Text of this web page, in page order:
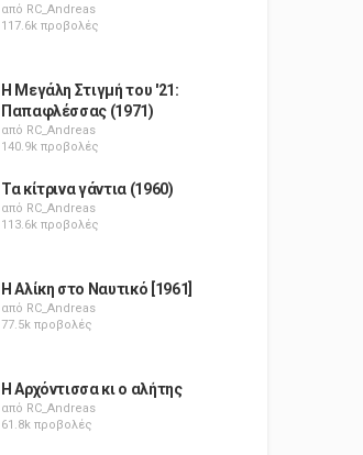
από RC_Andreas
117.6k προβολές
Η Μεγάλη Στιγμή του '21:
Παπαφλέσσας (1971)
από RC_Andreas
140.9k προβολές
Τα κίτρινα γάντια (1960)
από RC_Andreas
113.6k προβολές
Η Αλίκη στο Ναυτικό [1961]
από RC_Andreas
77.5k προβολές
Η Αρχόντισσα κι ο αλήτης
από RC_Andreas
61.8k προβολές